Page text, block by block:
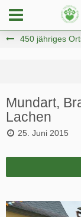
Mundart,
Lachen
25. Juni 2015